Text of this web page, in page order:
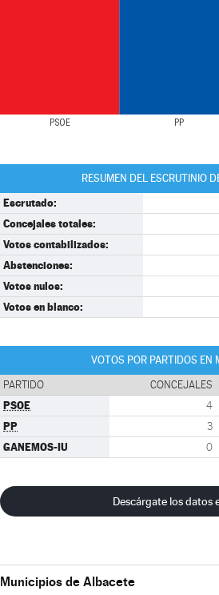
PSOE PP
RESUMEN DEL ESCRUTINIO
Escrutado:
Concejales totales:
Votos contabilizados:
Abstenciones:
Votos nulos:
Votos en blanco:
VOTOS POR PARTIDOS EN
PARTIDO CONCEJALES
PSOE 4
PP 3
GANEMOS-IU 0
Descárgate los datos
Municipios de Albacete